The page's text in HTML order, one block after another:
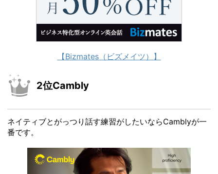
【Bizmates（ビズメイツ）】
2位Cambly
ネイティブとがっつり話す練習がしたいならCamblyが一
番です。